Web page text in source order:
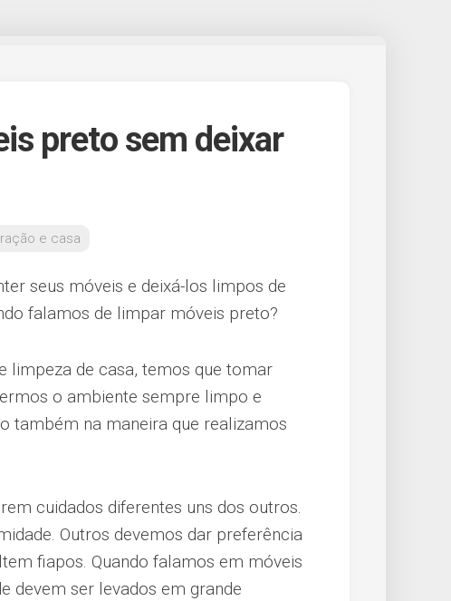
preto sem deixar
e casa
seus móveis e deixá-los limpos de
falamos de limpar móveis preto?
limpeza de casa, temos que tomar
o ambiente sempre limpo e
também na maneira que realizamos
cuidados diferentes uns dos outros.
Outros devemos dar preferência
fiapos. Quando falamos em móveis
devem ser levados em grande